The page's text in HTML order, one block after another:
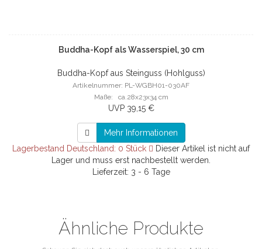
Buddha-Kopf als Wasserspiel, 30 cm
Buddha-Kopf aus Steinguss (Hohlguss)
Artikelnummer: PL-WGBH01-030AF
Maße: ca.28x23x34 cm
UVP 39,15 €
Mehr Informationen
Lagerbestand Deutschland: 0 Stück
Dieser Artikel ist nicht auf
Lager und muss erst nachbestellt werden.
Lieferzeit: 3 - 6 Tage
Ähnliche Produkte